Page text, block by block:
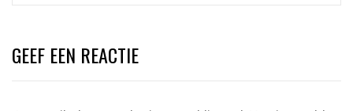
GEEF EEN REACTIE